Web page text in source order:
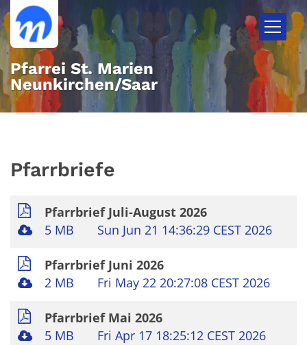
Zum Inhalt springen
Pfarrei St. Marien
Neunkirchen/Saar
Pfarrbriefe
Pfarrbrief Juli-August 2026
5 MB
Sun Jun 21 14:36:29 CEST 2026
Pfarrbrief Juni 2026
2 MB
Fri May 22 20:27:08 CEST 2026
Pfarrbrief Mai 2026
5 MB
Fri Apr 17 18:25:12 CEST 2026